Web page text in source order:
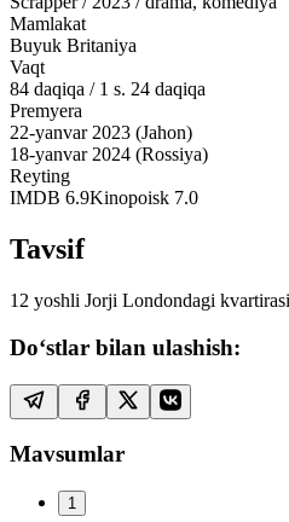
Mamlakat
Buyuk Britaniya
Vaqt
84 daqiqa / 1 s. 24 daqiqa
Premyera
22-yanvar 2023 (Jahon)
18-yanvar 2024 (Rossiya)
Reyting
IMDB 6.9Kinopoisk 7.0
Tavsif
12 yoshli Jorji Londondagi
Do‘stlar bilan ulashish:
Mavsumlar
1